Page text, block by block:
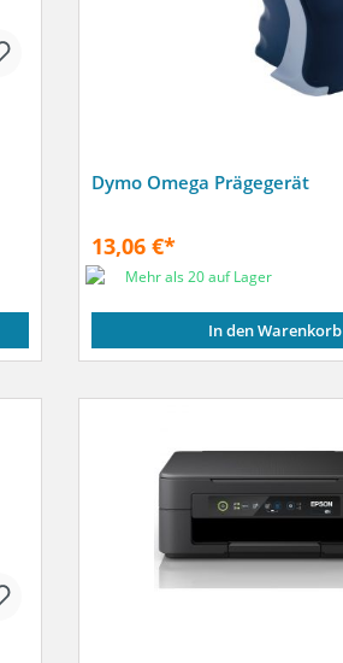
Dymo Omega Prägegerät
13,06 €*
Mehr als 20 auf Lager
In den Warenkorb